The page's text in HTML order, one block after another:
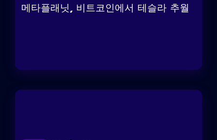
메타플래닛, 비트코인에서 테슬라 추월